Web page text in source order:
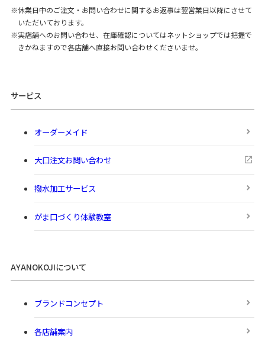
休業日中のご注文・お問い合わせに関するお返事は翌営業日以降にさせて
いただいております。
実店舗へのお問い合わせ、在庫確認についてはネットショップでは把握で
きかねますので各店舗へ直接お問い合わせくださいませ。
サービス
オーダーメイド
大口注文お問い合わせ
撥水加工サービス
がま口づくり体験教室
AYANOKOJIについて
ブランドコンセプト
各店舗案内